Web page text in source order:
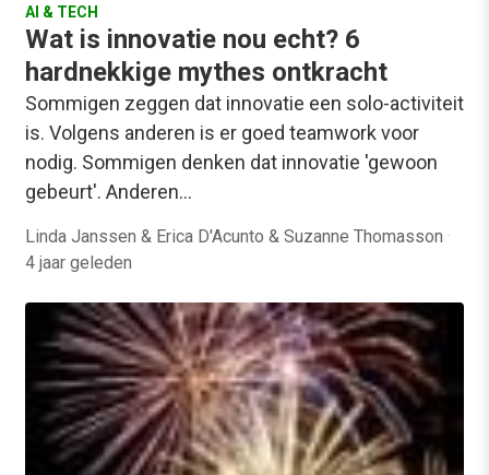
AI & TECH
Wat is innovatie nou echt? 6
hardnekkige mythes ontkracht
Sommigen zeggen dat innovatie een solo-activiteit
is. Volgens anderen is er goed teamwork voor
nodig. Sommigen denken dat innovatie 'gewoon
gebeurt'. Anderen…
Linda Janssen & Erica D'Acunto & Suzanne Thomasson ·
4 jaar geleden